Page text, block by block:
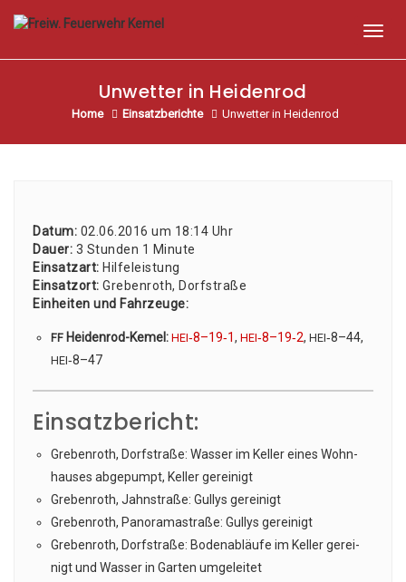
Unwetter in Heidenrod
Home Einsatzberichte Unwetter in Heidenrod
Datum: 02.06.2016 um 18:14 Uhr
Dau­er: 3 Stun­den 1 Minu­te
Ein­satz­art: Hil­fe­leis­tung
Ein­satz­ort: Gre­ben­roth, Dorf­stra­ße
Ein­hei­ten und Fahr­zeu­ge:
FF Hei­den­rod-Kemel: HEI‑8–19‑1, HEI‑8–19‑2, HEI‑8–44,
HEI‑8–47
Einsatzbericht:
Gre­ben­roth, Dorf­stra­ße: Was­ser im Kel­ler eines Wohn­
hau­ses abge­pumpt, Kel­ler gereinigt
Gre­ben­roth, Jahn­stra­ße: Gul­lys gereinigt
Gre­ben­roth, Pan­ora­ma­stra­ße: Gul­lys gereinigt
Gre­ben­roth, Dorf­stra­ße: Boden­ab­läu­fe im Kel­ler gerei­
nigt und Was­ser in Gar­ten umgeleitet